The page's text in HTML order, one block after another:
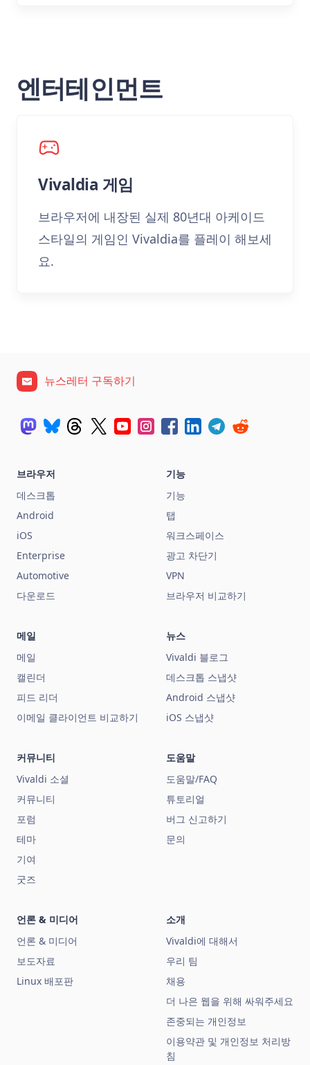
엔터테인먼트
Vivaldia 게임
브라우저에 내장된 실제 80년대 아케이드
스타일의 게임인 Vivaldia를 플레이 해보세
요.
뉴스레터 구독하기
브라우저
데스크톱
Android
iOS
Enterprise
Automotive
다운로드
기능
기능
탭
워크스페이스
광고 차단기
VPN
브라우저 비교하기
메일
메일
캘린더
피드 리더
이메일 클라이언트 비교하기
뉴스
Vivaldi 블로그
데스크톱 스냅샷
Android 스냅샷
iOS 스냅샷
커뮤니티
Vivaldi 소셜
커뮤니티
포럼
테마
기여
굿즈
도움말
도움말/FAQ
튜토리얼
버그 신고하기
문의
언론 & 미디어
언론 & 미디어
보도자료
Linux 배포판
소개
Vivaldi에 대해서
우리 팀
채용
더 나은 웹을 위해 싸워주세요
존중되는 개인정보
이용약관 및 개인정보 처리방
침